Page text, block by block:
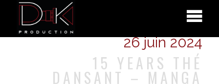
26 juin 2024
15 YEARS THÉ
DANSANT – MANGA